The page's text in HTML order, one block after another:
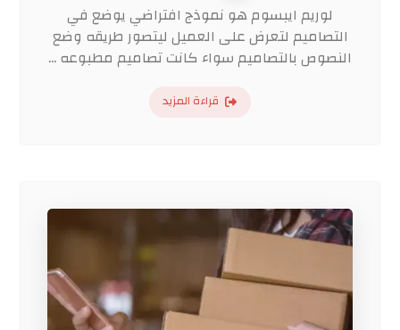
لوريم ايبسوم هو نموذج افتراضي يوضع في
التصاميم لتعرض على العميل ليتصور طريقه وضع
النصوص بالتصاميم سواء كانت تصاميم مطبوعه ...
قراءة المزيد